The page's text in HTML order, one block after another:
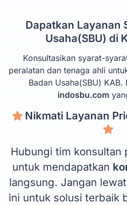
Dapatkan Layanan
Usaha(SBU) di
Konsultasikan syarat-
peralatan dan tenaga ahli
Badan Usaha(SBU) KAB.
indosbu.com
Nikmati Layanan
Hubungi tim konsultan
untuk mendapatkan
langsung. Jangan
ini untuk solusi terbaik